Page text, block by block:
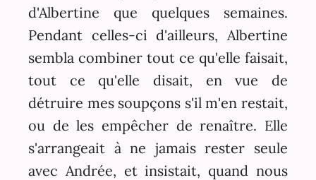
d'Albertine que quelques semaines.
Pendant celles-ci d'ailleurs, Albertine
sembla combiner tout ce qu'elle faisait,
tout ce qu'elle disait, en vue de
détruire mes soupçons s'il m'en restait,
ou de les empêcher de renaître. Elle
s'arrangeait à ne jamais rester seule
avec Andrée, et insistait, quand nous